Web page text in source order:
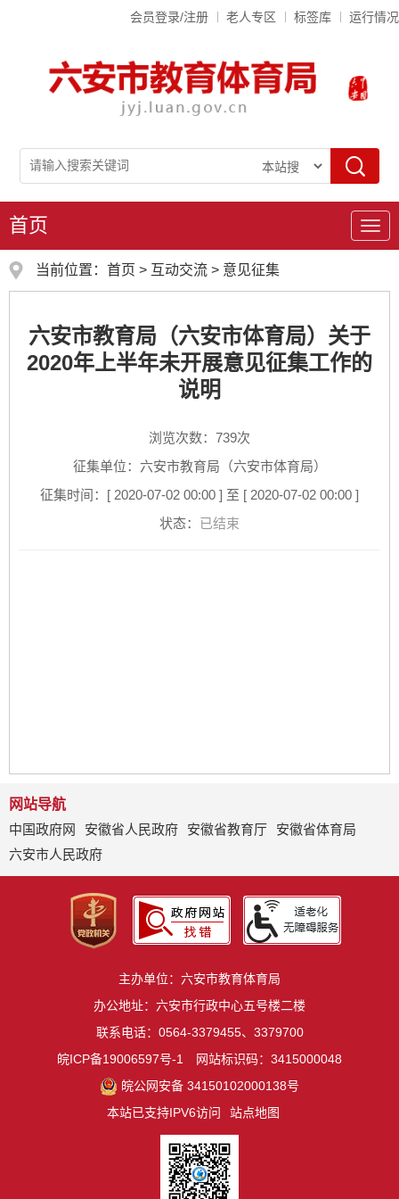
会员登录/注册 老人专区 标签库 运行情况
导
首页
当前位置： 首页 > 互动交流 > 意见征集
六安市教育局（六安市体育局）关于
2020年上半年未开展意见征集工作的
说明
浏览次数： 739次
征集单位：六安市教育局（六安市体育局）
征集时间：[ 2020-07-02 00:00 ] 至 [ 2020-07-02 00:00 ]
状态： 已结束
网站导航
中国政府网
安徽省人民政府 安徽省教育厅
安徽省体育局
六安市人民政府
主办单位：六安市教育体育局
办公地址：六安市行政中心五号楼二楼
联系电话：0564-3379455、3379700
皖ICP备19006597号-1
网站标识码：3415000048
皖公网安备 34150102000138号
本站已支持IPV6访问
站点地图